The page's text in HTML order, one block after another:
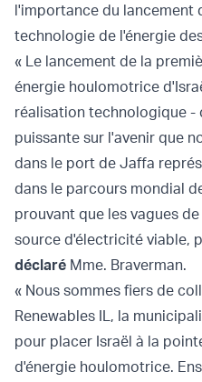
l'importance du lancement
technologie de l'énergie
« Le lancement de la
énergie houlomotrice
réalisation technologique -
puissante sur l'avenir que
dans le port de Jaffa
dans le parcours mondial
prouvant que les vagues
source d'électricité viable,
déclaré Mme. Braverman.
« Nous sommes fiers de
Renewables IL, la
pour placer Israël à la
d'énergie houlomotrice.